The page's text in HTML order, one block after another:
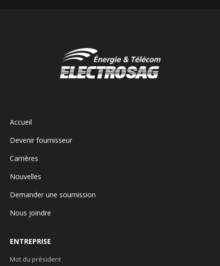
Accueil
Devenir fournisseur
Carrières
Nouvelles
Demander une soumission
Nous joindre
ENTREPRISE
Mot du président